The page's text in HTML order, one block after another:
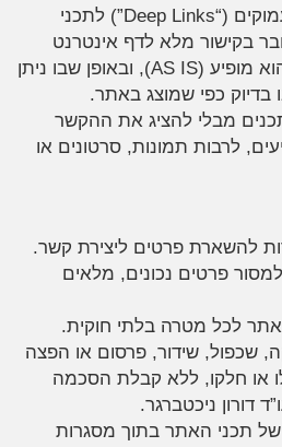
אין לבצע קישורים עמוקים (“Deep Links”) לתכני
בקישור מלא לדף אינטרנט
שלם באתר, כפי שהוא מופיע (AS IS), ובאופן שבו ניתן
כפי שמוצג באתר.
מבלי להציג את ההקשר
לרבות תמונות, סרטונים או
להשארת פרטים ליצירת קשר.
פרטים נכונים, מלאים
לכל מטרה בלתי חוקית.
שכפול, שידור, פרסום או הפצה
או חלקו, ללא קבלת הסכמה
דורון ניכטברגר.
תכני האתר בתוך מסגרות